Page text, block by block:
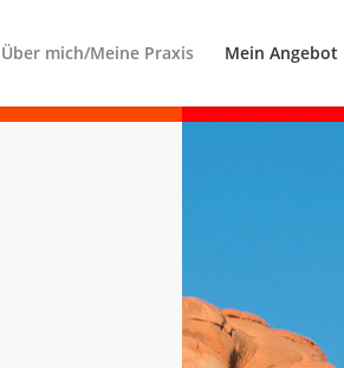
Über mich/Meine Praxis Mein Angebot